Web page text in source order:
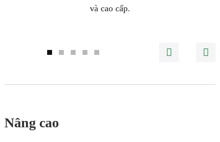
và cao cấp.
Nâng cao